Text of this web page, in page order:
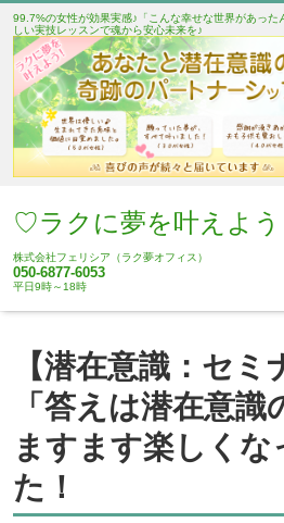
99.7%の女性が効果実感♪「こんな幸せな世界があっ
しい実技レッスンで魂から安心未来を♪
♡ラクに夢を叶えよ
株式会社フェリシア（ラク夢オフィス）
050-6877-6053
平日9時～18時
【潜在意識：セミ
「答えは潜在意識
ますます楽しくな
た！